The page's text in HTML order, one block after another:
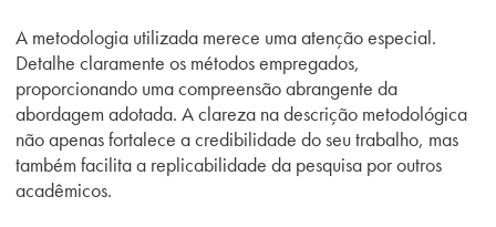
A metodologia utilizada merece uma atenção especial.
Detalhe claramente os métodos empregados,
proporcionando uma compreensão abrangente da
abordagem adotada. A clareza na descrição metodológica
não apenas fortalece a credibilidade do seu trabalho, mas
também facilita a replicabilidade da pesquisa por outros
acadêmicos.